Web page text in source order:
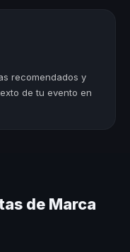
recomendados y
de tu evento en
de Marca